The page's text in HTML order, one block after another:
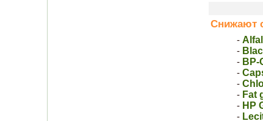
Снижают
-
-
-
-
-
- Fat
- HP
-